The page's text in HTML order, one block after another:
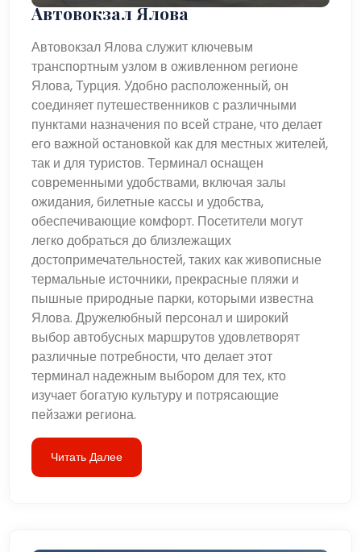
Автовокзал Ялова
Автовокзал Ялова служит ключевым
транспортным узлом в оживленном регионе
Ялова, Турция. Удобно расположенный, он
соединяет путешественников с различными
пунктами назначения по всей стране, что делает
его важной остановкой как для местных жителей,
так и для туристов. Терминал оснащен
современными удобствами, включая залы
ожидания, билетные кассы и удобства,
обеспечивающие комфорт. Посетители могут
легко добраться до близлежащих
достопримечательностей, таких как живописные
термальные источники, прекрасные пляжи и
пышные природные парки, которыми известна
Ялова. Дружелюбный персонал и широкий
выбор автобусных маршрутов удовлетворят
различные потребности, что делает этот
терминал надежным выбором для тех, кто
изучает богатую культуру и потрясающие
пейзажи региона.
Читать Далее